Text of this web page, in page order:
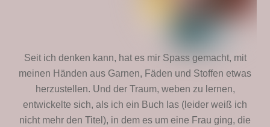
Seit ich denken kann, hat es mir Spass gemacht, mit
meinen Händen aus Garnen, Fäden und Stoffen etwas
herzustellen. Und der Traum, weben zu lernen,
entwickelte sich, als ich ein Buch las (leider weiß ich
nicht mehr den Titel), in dem es um eine Frau ging, die